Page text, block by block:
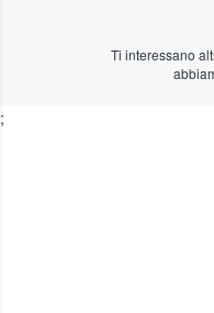
Ti interessano
;